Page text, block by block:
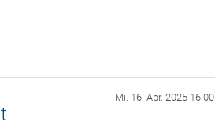
Mi. 16. Apr. 2025 16:00